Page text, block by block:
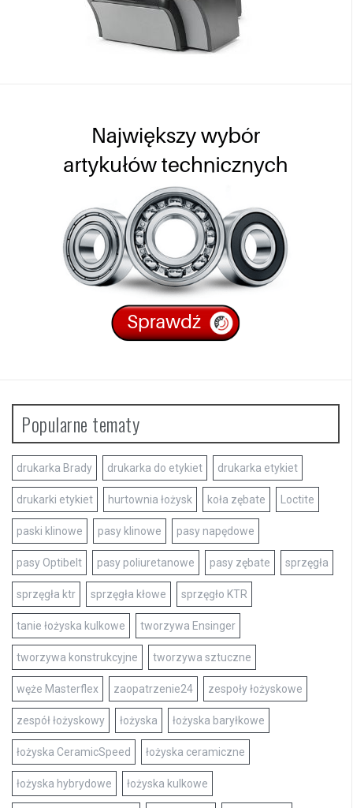
Popularne tematy
drukarka Brady drukarka do etykiet drukarka etykiet
drukarki etykiet hurtownia łożysk koła zębate Loctite
paski klinowe pasy klinowe pasy napędowe
pasy Optibelt pasy poliuretanowe pasy zębate sprzęgła
sprzęgła ktr sprzęgła kłowe sprzęgło KTR
tanie łożyska kulkowe tworzywa Ensinger
tworzywa konstrukcyjne tworzywa sztuczne
węże Masterflex zaopatrzenie24 zespoły łożyskowe
zespół łożyskowy łożyska łożyska baryłkowe
łożyska CeramicSpeed łożyska ceramiczne
łożyska hybrydowe łożyska kulkowe